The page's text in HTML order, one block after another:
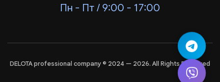
Пн - Пт / 9:00 - 17:00
DELOTA professional company © 2024 — 2026. All Rights Reserved